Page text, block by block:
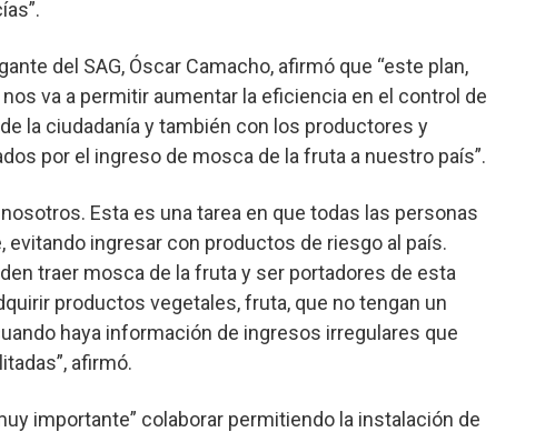
del SAG, Óscar Camacho, afirmó que “este plan,
va a permitir aumentar la eficiencia en el control de
la ciudadanía y también con los productores y
por el ingreso de mosca de la fruta a nuestro país”.
Esta es una tarea en que todas las personas
ingresar con productos de riesgo al país.
traer mosca de la fruta y ser portadores de esta
productos vegetales, fruta, que no tengan un
haya información de ingresos irregulares que
afirmó.
importante” colaborar permitiendo la instalación de